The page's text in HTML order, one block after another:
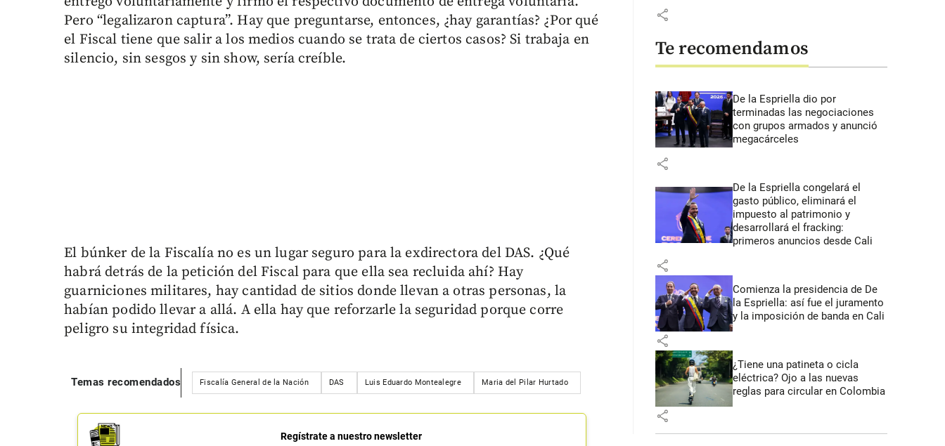
Pero “legalizaron captura”. Hay que preguntarse, entonces, ¿hay garantías? ¿Por qué
el Fiscal tiene que salir a los medios cuando se trata de ciertos casos? Si trabaja en
silencio, sin sesgos y sin show, sería creíble.
El búnker de la Fiscalía no es un lugar seguro para la exdirectora del DAS. ¿Qué
habrá detrás de la petición del Fiscal para que ella sea recluida ahí? Hay
guarniciones militares, hay cantidad de sitios donde llevan a otras personas, la
habían podido llevar a allá. A ella hay que reforzarle la seguridad porque corre
peligro su integridad física.
Temas recomendados Fiscalía General de la Nación DAS Luis Eduardo Montealegre Maria del Pilar Hurtado
Regístrate a nuestro newsletter
share
Te recomendamos
De la Espriella dio por
terminadas las negociaciones
con grupos armados y anunció
megacárceles
share
De la Espriella congelará el
gasto público, eliminará el
impuesto al patrimonio y
desarrollará el fracking:
primeros anuncios desde Cali
share
Comienza la presidencia de De
la Espriella: así fue el juramento
y la imposición de banda en Cali
share
¿Tiene una patineta o cicla
eléctrica? Ojo a las nuevas
reglas para circular en Colombia
share